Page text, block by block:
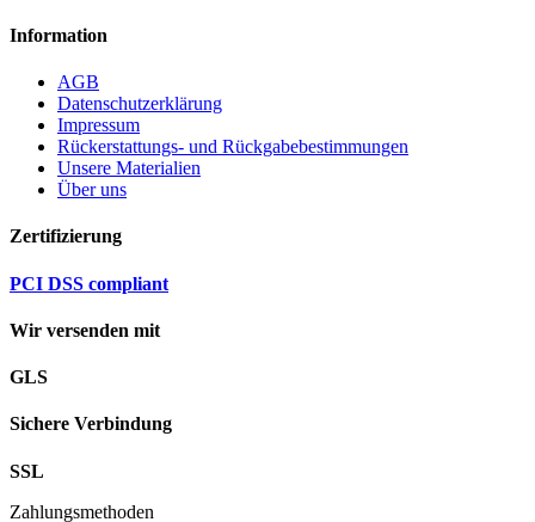
Information
AGB
Datenschutzerklärung
Impressum
Rückerstattungs- und Rückgabebestimmungen
Unsere Materialien
Über uns
Zertifizierung
PCI DSS compliant
Wir versenden mit
GLS
Sichere Verbindung
SSL
Zahlungsmethoden